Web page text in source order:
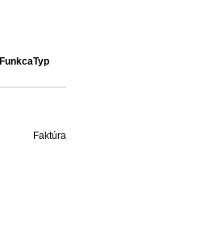
FunkcaTyp
Faktúra